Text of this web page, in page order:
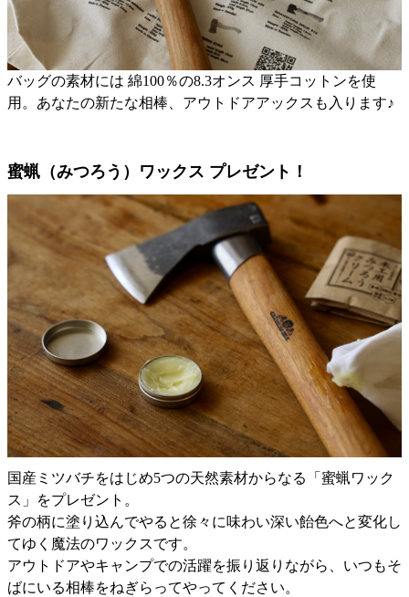
バッグの素材には 綿100％の8.3オンス 厚手コットンを使
用。あなたの新たな相棒、アウトドアアックスも入ります♪
蜜蝋（みつろう）ワックス プレゼント！
国産ミツバチをはじめ5つの天然素材からなる「蜜蝋ワック
ス」をプレゼント。
斧の柄に塗り込んでやると徐々に味わい深い飴色へと変化し
てゆく魔法のワックスです。
アウトドアやキャンプでの活躍を振り返りながら、いつもそ
ばにいる相棒をねぎらってやってください。